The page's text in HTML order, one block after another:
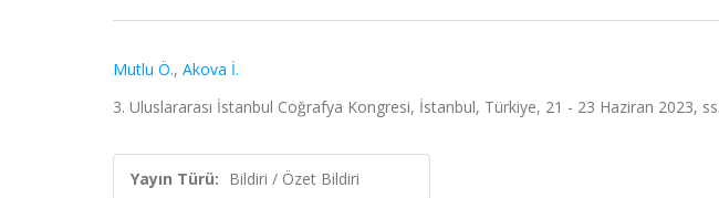
Mutlu Ö., Akova İ.
3. Uluslararası İstanbul Coğrafya Kongresi, İstanbul, Türkiye, 21 - 23 Haziran 2023,
Yayın Türü: Bildiri / Özet Bildiri